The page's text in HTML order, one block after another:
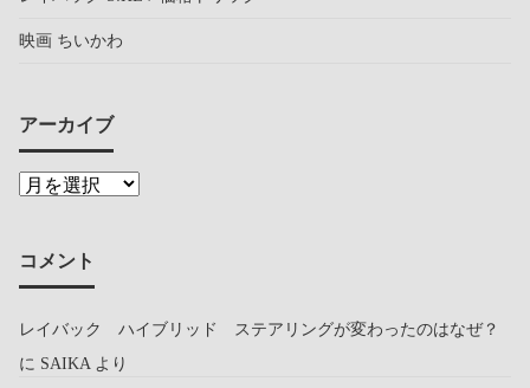
映画 ちいかわ
アーカイブ
コメント
レイバック ハイブリッド ステアリングが変わったのはなぜ？
に SAIKAより